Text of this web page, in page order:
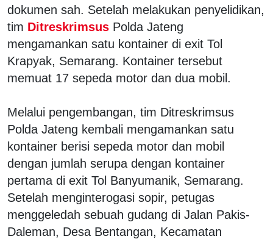
dokumen sah. Setelah melakukan penyelidikan,
tim Ditreskrimsus Polda Jateng
mengamankan satu kontainer di exit Tol
Krapyak, Semarang. Kontainer tersebut
memuat 17 sepeda motor dan dua mobil.
Melalui pengembangan, tim Ditreskrimsus
Polda Jateng kembali mengamankan satu
kontainer berisi sepeda motor dan mobil
dengan jumlah serupa dengan kontainer
pertama di exit Tol Banyumanik, Semarang.
Setelah menginterogasi sopir, petugas
menggeledah sebuah gudang di Jalan Pakis-
Daleman, Desa Bentangan, Kecamatan